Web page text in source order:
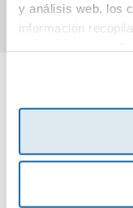
y análisis web, los
información
¡Sé el